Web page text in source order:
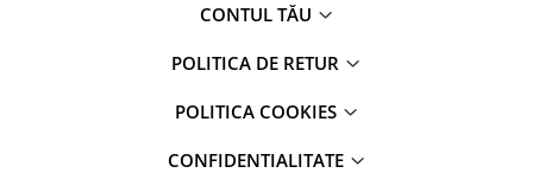
CONTUL TĂU
POLITICA DE RETUR
POLITICA COOKIES
CONFIDENTIALITATE